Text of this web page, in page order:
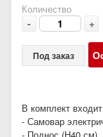
Количество
- +
Под заказ
В комплект
- Самовар
- Поднос (Н40 см)